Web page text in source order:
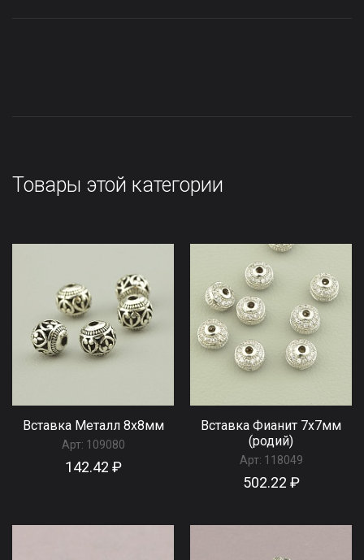
Товары этой категории
Вставка Металл 8x8мм
Арт: 109080
142.42 ₽
Вставка Фианит 7х7мм
(родий)
Арт: 118049
502.22 ₽